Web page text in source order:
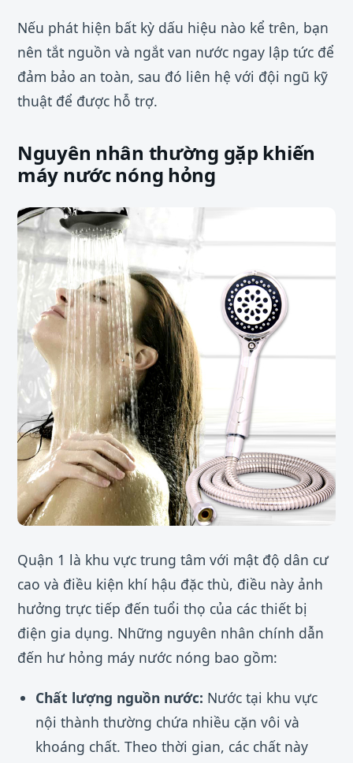
Nếu phát hiện bất kỳ dấu hiệu nào kể trên, bạn
nên tắt nguồn và ngắt van nước ngay lập tức để
đảm bảo an toàn, sau đó liên hệ với đội ngũ kỹ
thuật để được hỗ trợ.
Nguyên nhân thường gặp khiến
máy nước nóng hỏng
Quận 1 là khu vực trung tâm với mật độ dân cư
cao và điều kiện khí hậu đặc thù, điều này ảnh
hưởng trực tiếp đến tuổi thọ của các thiết bị
điện gia dụng. Những nguyên nhân chính dẫn
đến hư hỏng máy nước nóng bao gồm:
Chất lượng nguồn nước: Nước tại khu vực
nội thành thường chứa nhiều cặn vôi và
khoáng chất. Theo thời gian, các chất này